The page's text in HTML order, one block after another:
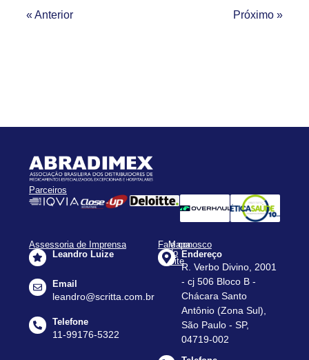
« Anterior Próximo »
Parceiros
Assessoria de Imprensa
Leandro Luize
Email
leandro@scritta.com.br
Telefone
11-99176-5322
Mapa
do
Site
Apresentação
Assessorias
Agenda
Fale conosco
Endereço
R. Verbo Divino, 2001
- cj 506 Bloco B -
Chácara Santo
Antônio (Zona Sul),
São Paulo - SP,
04719-002